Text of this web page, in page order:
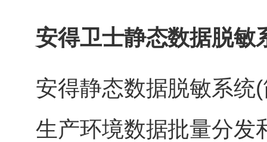
安得卫士静态数据脱敏
安得静态数据脱敏系统
生产环境数据批量分发